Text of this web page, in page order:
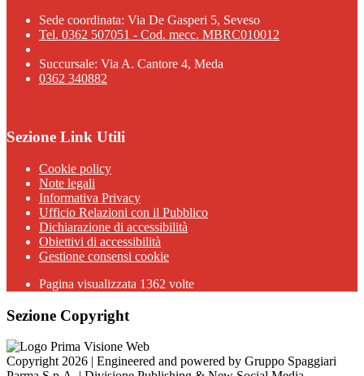
Sede coordinata: Via De Gasperi 5, Seveso
Tel. 0362 507051 - Cod. mecc. MBRC010012
Succursale: Via A. Cantore 4, Meda
0362 340882
Sezione Link Utili
Cookie policy
Note legali
Informativa Privacy
Ufficio Relazioni con il Pubblico
Dichiarazione di accessibilità
Obiettivi di accessibilità
Gestione consensi cookie
Pagina visualizzata 1362 volte
Sezione Copyright
Copyright 2026 | Engineered and powered by Gruppo Spaggiari